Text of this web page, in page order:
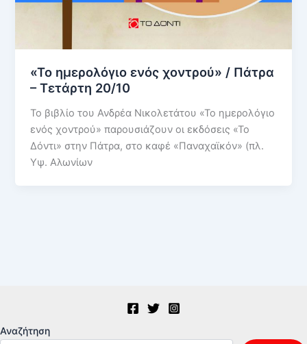
«Το ημερολόγιο ενός χοντρού» / Πάτρα
– Τετάρτη 20/10
Το βιβλίο του Ανδρέα Νικολετάτου «Το ημερολόγιο
ενός χοντρού» παρουσιάζουν οι εκδόσεις «Το
Δόντι» στην Πάτρα, στο καφέ «Παναχαϊκόν» (πλ.
Υψ. Αλωνίων
Αναζήτηση